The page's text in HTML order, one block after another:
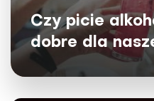
Czy picie
dobre dla